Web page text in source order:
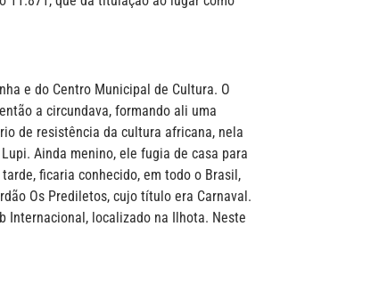
e do Centro Municipal de Cultura. O
a circundava, formando ali uma
de resistência da cultura africana, nela
Ainda menino, ele fugia de casa para
ficaria conhecido, em todo o Brasil,
Os Prediletos, cujo título era Carnaval.
Internacional, localizado na Ilhota. Neste